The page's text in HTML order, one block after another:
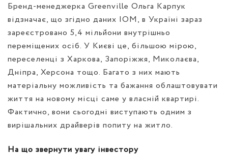
Бренд-менеджерка Greenville Ольга Карпук
відзначає, що згідно даних IOM, в Україні зараз
зареєстровано 5,4 мільйони внутрішньо
переміщених осіб. У Києві це, більшою мірою,
переселенці з Харкова, Запоріжжя, Миколаєва,
Дніпра, Херсона тощо. Багато з них мають
матеріальну можливість та бажання облаштовувати
життя на новому місці саме у власній квартирі.
Фактично, вони сьогодні виступають одним з
вирішальних драйверів попиту на житло.
На що звернути увагу інвестору